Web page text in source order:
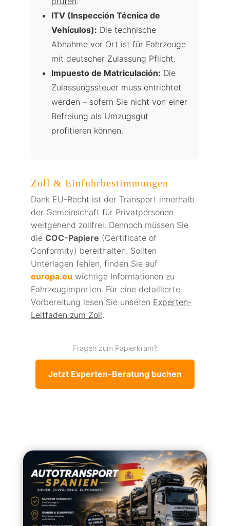
ITV (Inspección Técnica de
Vehículos): Die technische
Abnahme vor Ort ist für Fahrzeuge
mit deutscher Zulassung Pflicht.
Impuesto de Matriculación: Die
Zulassungssteuer muss entrichtet
werden – sofern Sie nicht von einer
Befreiung als Umzugsgut
profitieren können.
Zoll & Einfuhrbestimmungen
Dank EU-Recht ist der Transport innerhalb
der Gemeinschaft für Privatpersonen
weitgehend zollfrei. Dennoch müssen Sie
die COC-Papiere (Certificate of
Conformity) bereithalten. Sollten
Unterlagen fehlen, finden Sie auf
europa.eu wichtige Informationen zu
Fahrzeugimporten. Für eine detaillierte
Vorbereitung lesen Sie unseren Experten-
Leitfaden zum Zoll.
Fragen zum Papierkram?
Jetzt Experten-Beratung buchen